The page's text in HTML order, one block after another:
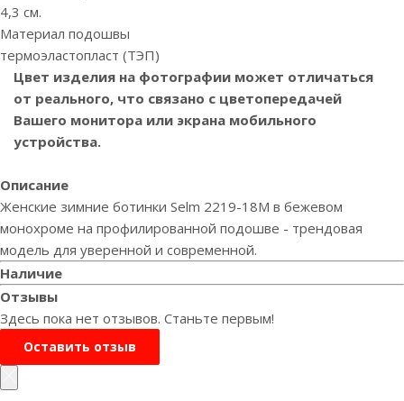
4,3 см.
Материал подошвы
термоэластопласт (ТЭП)
Цвет изделия на фотографии может отличаться
от реального, что связано с цветопередачей
Вашего монитора или экрана мобильного
устройства.
Описание
Женские зимние ботинки Selm 2219-18М в бежевом
монохроме на профилированной подошве - трендовая
модель для уверенной и современной.
Наличие
Отзывы
Здесь пока нет отзывов. Станьте первым!
Оставить отзыв